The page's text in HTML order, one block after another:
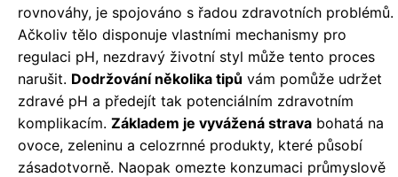
rovnováhy, je spojováno s řadou zdravotních problémů.
Ačkoliv tělo disponuje vlastními mechanismy pro
regulaci pH, nezdravý životní styl může tento proces
narušit. Dodržování několika tipů vám pomůže udržet
zdravé pH a předejít tak potenciálním zdravotním
komplikacím. Základem je vyvážená strava bohatá na
ovoce, zeleninu a celozrnné produkty, které působí
zásadotvorně. Naopak omezte konzumaci průmyslově